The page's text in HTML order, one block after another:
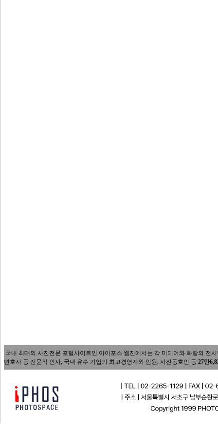
국내 최대의 사진전문 포털사이트인 아이포스 웹진에서는 각 미디어와 화랑의 전
변호사 등 전문직 인사, 국내 유수 기업의 최고경영자와 임원, 사진동호인 등 27만